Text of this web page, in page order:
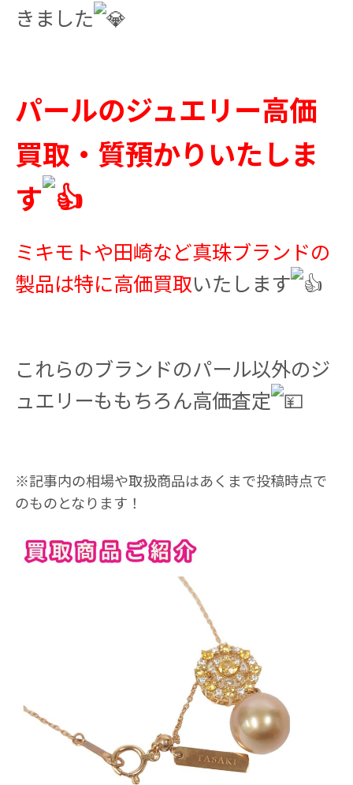
きました
パールのジュエリー高価
買取・質預かりいたしま
す
ミキモトや田崎など真珠ブランドの
製品は特に高価買取いたします
これらのブランドのパール以外のジ
ュエリーももちろん高価査定
※記事内の相場や取扱商品はあくまで投稿時点で
のものとなります！